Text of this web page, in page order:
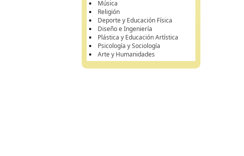
Música
Religión
Deporte y Educación Física
Diseño e Ingeniería
Plástica y Educación Artística
Psicología y Sociología
Arte y Humanidades